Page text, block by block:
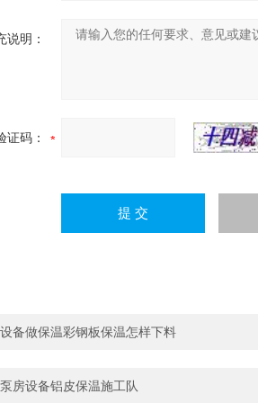
说明：
证码：
设备做保温彩钢板保温怎样下料
泵房设备铝皮保温施工队